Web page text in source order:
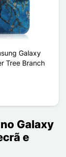
Galaxy
Tree Branch
Galaxy
e